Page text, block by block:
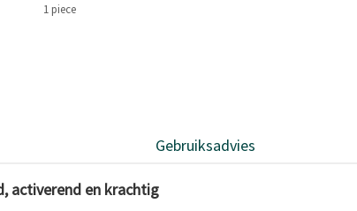
1 piece
Gebruiksadvies
activerend en krachtig